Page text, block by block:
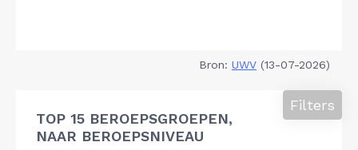
Bron: UWV (13-07-2026)
TOP 15 BEROEPSGROEPEN,
NAAR BEROEPSNIVEAU
Filters